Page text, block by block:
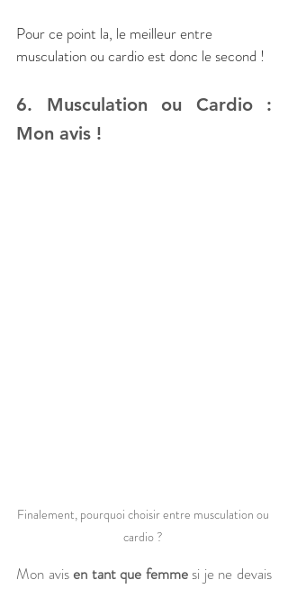
Pour ce point la, le meilleur entre
musculation ou cardio est donc le second !
6. Musculation ou Cardio :
Mon avis !
Finalement, pourquoi choisir entre musculation ou
cardio ?
Mon avis en tant que femme si je ne devais